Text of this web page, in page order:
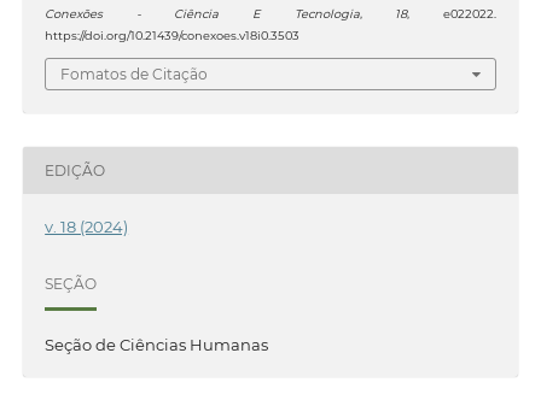
Conexões - Ciência E Tecnologia, 18, e022022.
https://doi.org/10.21439/conexoes.v18i0.3503
Fomatos de Citação
EDIÇÃO
v. 18 (2024)
SEÇÃO
Seção de Ciências Humanas